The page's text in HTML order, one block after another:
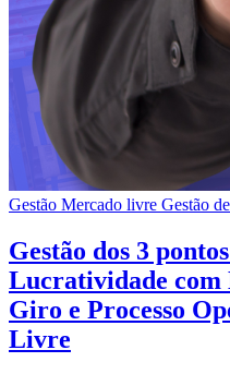
Gestão Mercado livre Gestão
Gestão dos 3
Lucratividade com
Giro e Processo
Livre